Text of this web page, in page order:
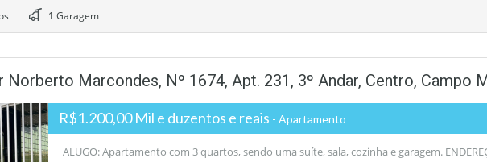
1 Garagem
Norberto Marcondes, Nº 1674, Apt. 231, 3º Andar, Centro, Campo
R$1.200,00 Mil e duzentos e reais - Apartamento
ALUGO: Apartamento com 3 quartos, sendo uma suíte, sala, cozinha e garagem.